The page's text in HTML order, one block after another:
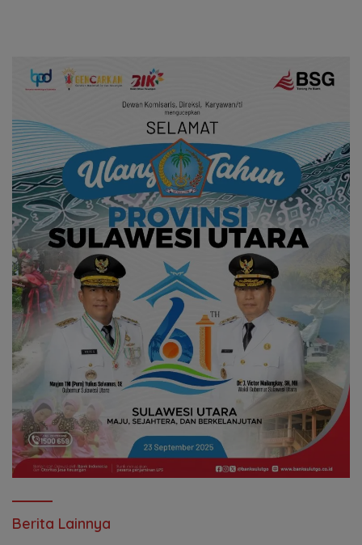
Berita Lainnya